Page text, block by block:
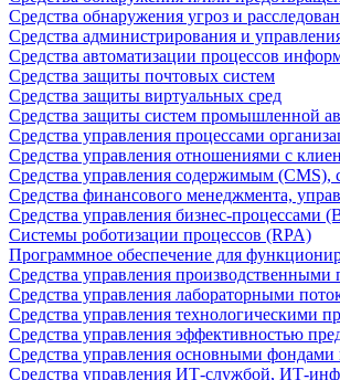
Средства обнаружения угроз и
Средства администрирования и
Средства автоматизации процессов
Средства защиты почтовых систем
Средства защиты виртуальных сред
Средства защиты систем промышленной
Средства управления процессами
Средства управления отношениями с
Средства управления содержимым (CMS),
Средства финансового менеджмента,
Средства управления бизнес-процессами
Системы роботизации процессов (RPA)
Программное обеспечение для
Средства управления производственными
Средства управления лабораторными
Средства управления
Средства управления эффективностью
Средства управления основными
Средства управления ИТ-службой, ИТ-